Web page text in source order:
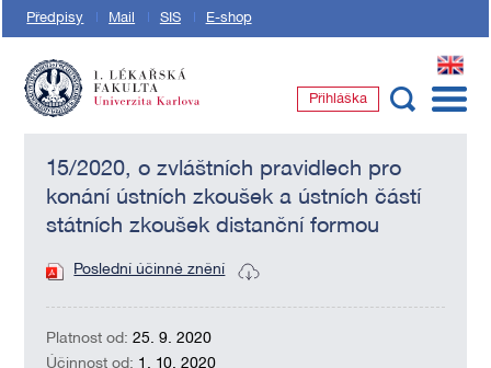
Předpisy Mail SIS E-shop
EN
Přihláška
15/2020, o zvláštních pravidlech pro
konání ústních zkoušek a ústních částí
státních zkoušek distanční formou
Poslední účinné znění
Platnost od:25. 9. 2020
Účinnost od: 1. 10. 2020